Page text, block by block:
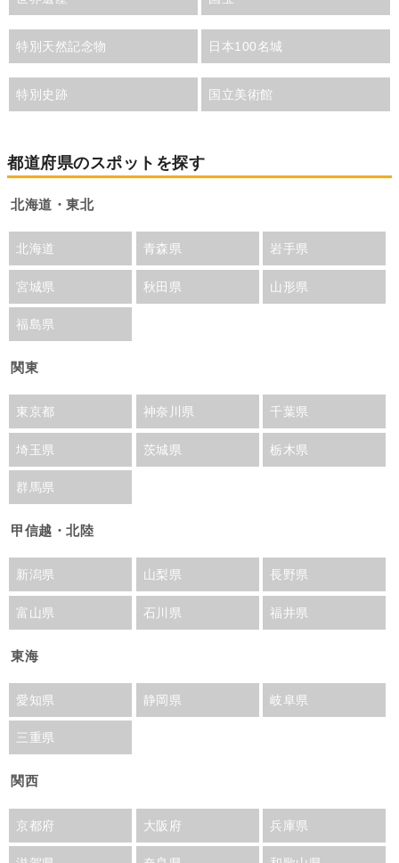
特別天然記念物 日本100名城
特別史跡 国立美術館
都道府県のスポットを探す
北海道・東北
北海道 青森県 岩手県
宮城県 秋田県 山形県
福島県
関東
東京都 神奈川県 千葉県
埼玉県 茨城県 栃木県
群馬県
甲信越・北陸
新潟県 山梨県 長野県
富山県 石川県 福井県
東海
愛知県 静岡県 岐阜県
三重県
関西
京都府 大阪府 兵庫県